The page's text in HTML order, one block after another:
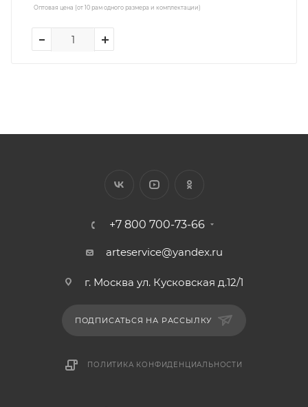
Оптовая цена (от 10 рам одного размера и комплектации)
+7 800 700-73-66
arteservice@yandex.ru
г. Москва ул. Кусковская д.12/1
ПОДПИСАТЬСЯ НА РАССЫЛКУ
ПОЛИТИКА КОНФИДЕНЦИАЛЬНОСТИ